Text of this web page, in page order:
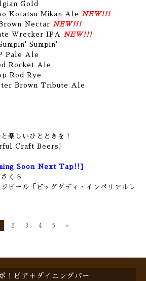
Gold
Kotatsu Mikan Ale
NEW!!!
Nectar NEW!!!
Wrecker IPA
NEW!!!
Sumpin'
Pale Ale
Rocket Ale
Rod Rye
Brown Tribute Ale
楽しいひとときを！
Craft Beers!
Soon Next Tap!!】
くら
ビール「ビッグダディ・インペリアルレ
2 3 4 5 »
！ビア＋ダイニングバー